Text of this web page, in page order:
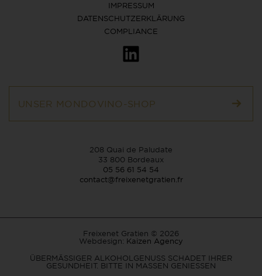
208 Quai de Paludate
33 800 Bordeaux
05 56 61 54 54
contact@freixenetgratien.fr
IMPRESSUM
DATENSCHUTZERKLÄRUNG
COMPLIANCE
UNSER MONDOVINO-SHOP
Freixenet Gratien © 2026
Webdesign: Kaizen Agency
ÜBERMÄSSIGER ALKOHOLGENUSS SCHADET IHRER
GESUNDHEIT. BITTE IN MASSEN GENIESSEN